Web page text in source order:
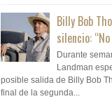
Billy Bob
silencio:
Durante
Landman
posible salida de Billy Bob
final de la segunda...